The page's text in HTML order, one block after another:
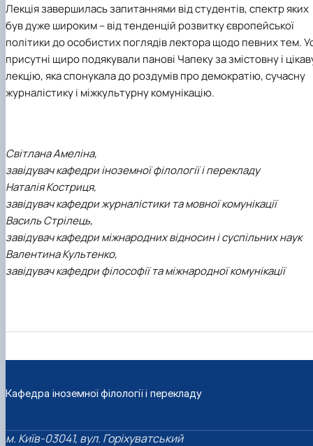
Лекція завершилась запитаннями від студентів, спектр яких
був дуже широким – від тенденцій розвитку європейської
політики до особистих поглядів лектора щодо певних тем.
присутні щиро подякували панові Чапеку за змістовну і
лекцію, яка спонукала до роздумів про демократію, сучасну
журналістику і міжкультурну комунікацію.
Світлана Амеліна,
завідувач кафедри іноземної філології і перекладу
Наталія Костриця,
завідувач кафедри журналістики та мовної комунікації
Василь Стрілець,
завідувач кафедри міжнародних відносин і суспільних наук
Валентина Культенко,
завідувач кафедри філософії та міжнародної комунікації
Кафедра іноземної філології і перекладу
м. Київ-03041, вул. Горіхуватський